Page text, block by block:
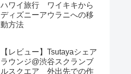
ハワイ旅行 ワイキキから
ディズニーアウラニへの移
動方法
【レビュー】Tsutayaシェア
ラウンジ@渋谷スクランブ
ルスクエア 外出先での作